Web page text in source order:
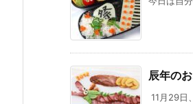
辰年の
11月29日